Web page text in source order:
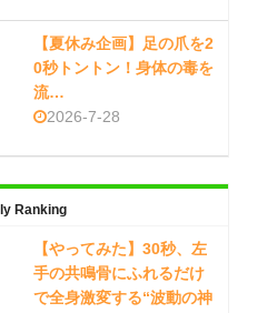
【夏休み企画】足の爪を2
0秒トントン！身体の毒を
流…
2026-7-28
Ranking
【やってみた】30秒、左
手の共鳴骨にふれるだけ
で全身激変する“波動の神